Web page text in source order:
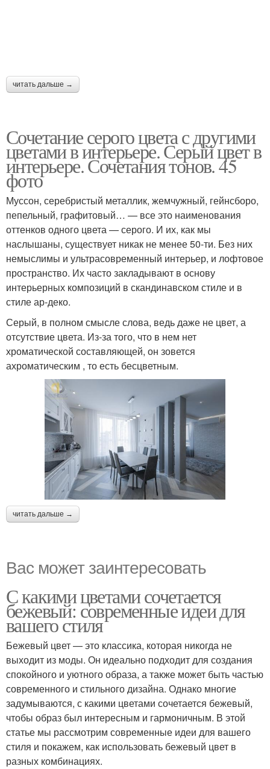
читать дальше →
Сочетание серого цвета с другими
цветами в интерьере. Серый цвет в
интерьере. Сочетания тонов. 45
фото
Муссон, серебристый металлик, жемчужный, гейнсборо,
пепельный, графитовый… — все это наименования
оттенков одного цвета — серого. И их, как мы
наслышаны, существует никак не менее 50-ти. Без них
немыслимы и ультрасовременный интерьер, и лофтовое
пространство. Их часто закладывают в основу
интерьерных композиций в скандинавском стиле и в
стиле ар-деко.
Серый, в полном смысле слова, ведь даже не цвет, а
отсутствие цвета. Из-за того, что в нем нет
хроматической составляющей, он зовется
ахроматическим , то есть бесцветным.
читать дальше →
Вас может заинтересовать
С какими цветами сочетается
бежевый: современные идеи для
вашего стиля
Бежевый цвет — это классика, которая никогда не
выходит из моды. Он идеально подходит для создания
спокойного и уютного образа, а также может быть частью
современного и стильного дизайна. Однако многие
задумываются, с какими цветами сочетается бежевый,
чтобы образ был интересным и гармоничным. В этой
статье мы рассмотрим современные идеи для вашего
стиля и покажем, как использовать бежевый цвет в
разных комбинациях.